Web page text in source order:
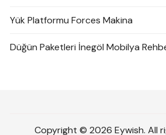
Yük Platformu Forces Makina
Düğün Paketleri İnegöl Mobilya
Copyright © 2026 Eywish. All